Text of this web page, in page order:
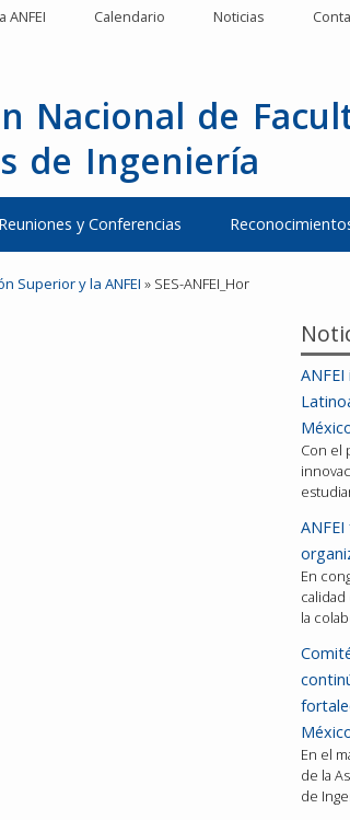
ANFEI Calendario Noticias
Nacional de
de Ingeniería
Reuniones y Conferencias
Superior y la ANFEI » SES-ANFEI_Hor
Con el
En
la
En el
de la
de